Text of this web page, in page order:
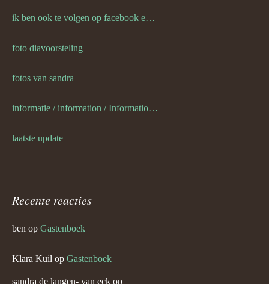
ik ben ook te volgen op facebook en twitter
foto diavoorsteling
fotos van sandra
informatie / information / Informationen / l information
laatste update
Recente reacties
ben op Gastenboek
Klara Kuil op Gastenboek
sandra de langen- van eck op